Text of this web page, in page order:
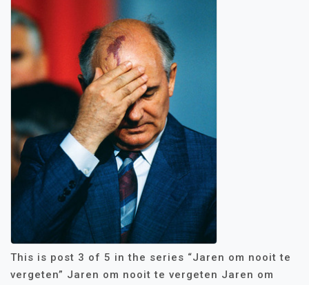
This is post 3 of 5 in the series “Jaren om nooit te
vergeten” Jaren om nooit te vergeten Jaren om